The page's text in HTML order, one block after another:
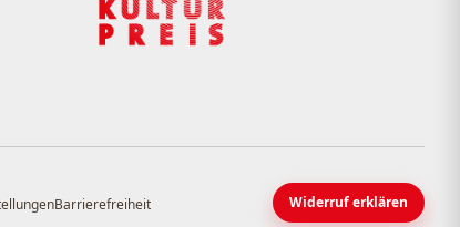
Barrierefreiheit Widerruf erklären